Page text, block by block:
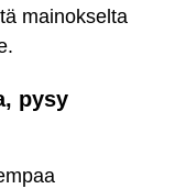
mainokselta
pysy